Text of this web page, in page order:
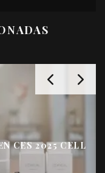
CES 2025 CELL